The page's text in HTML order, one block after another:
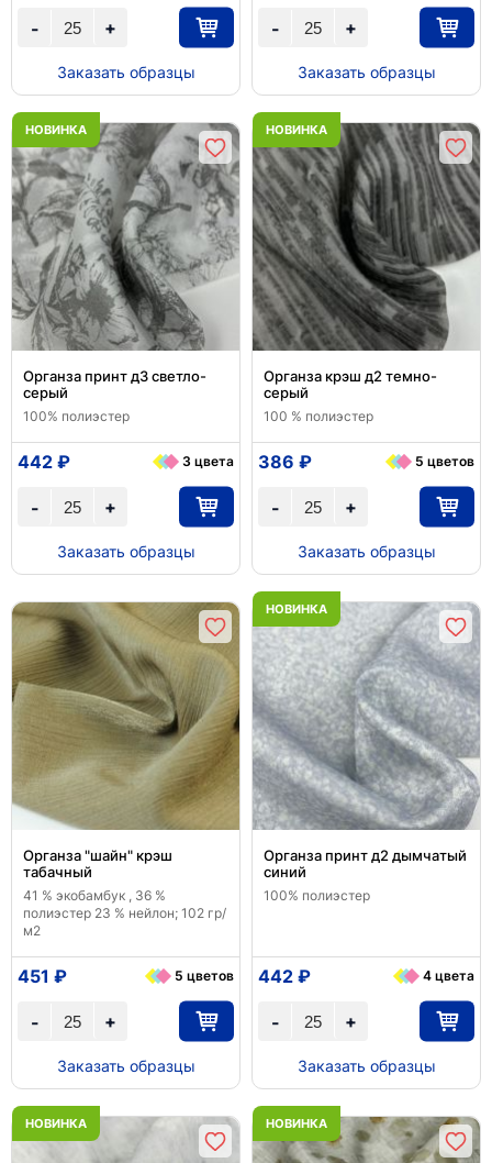
+
-
Заказать образцы
+
-
Заказать образцы
НОВИНКА
Органза принт д3 светло-
серый
100% полиэстер
+
-
442 ₽ 3 цвета
Заказать образцы
НОВИНКА
Органза крэш д2 темно-
серый
100 % полиэстер
+
-
386 ₽ 5 цветов
Заказать образцы
Органза "шайн" крэш
табачный
41 % экобамбук , 36 %
полиэстер 23 % нейлон; 102 гр/
м2
+
-
451 ₽ 5 цветов
Заказать образцы
НОВИНКА
Органза принт д2 дымчатый
синий
100% полиэстер
+
-
442 ₽ 4 цвета
Заказать образцы
НОВИНКА НОВИНКА